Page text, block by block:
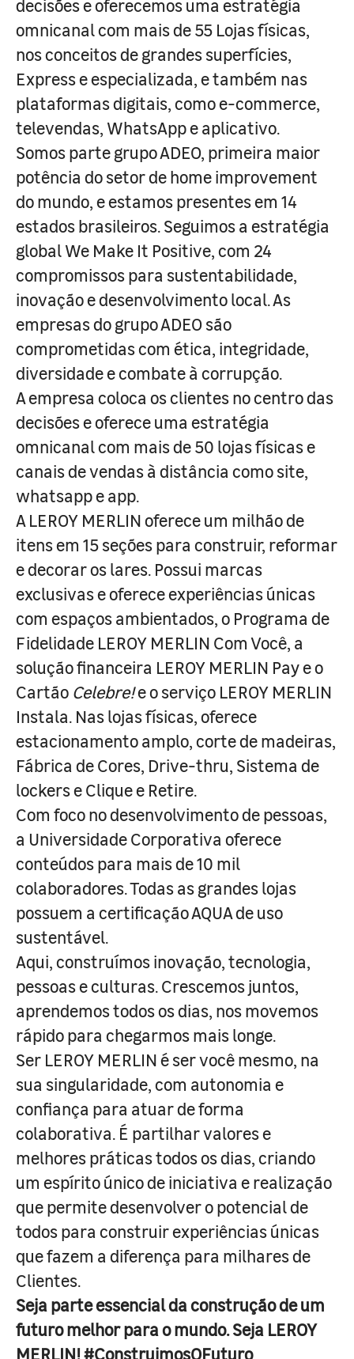
decisões e oferecemos uma estratégia
omnicanal com mais de 55 Lojas físicas,
nos conceitos de grandes superfícies,
Express e especializada, e também nas
plataformas digitais, como e-commerce,
televendas, WhatsApp e aplicativo.
Somos parte grupo ADEO, primeira maior
potência do setor de home improvement
do mundo, e estamos presentes em 14
estados brasileiros. Seguimos a estratégia
global We Make It Positive, com 24
compromissos para sustentabilidade,
inovação e desenvolvimento local. As
empresas do grupo ADEO são
comprometidas com ética, integridade,
diversidade e combate à corrupção.
A empresa coloca os clientes no centro das
decisões e oferece uma estratégia
omnicanal com mais de 50 lojas físicas e
canais de vendas à distância como site,
whatsapp e app.
A LEROY MERLIN oferece um milhão de
itens em 15 seções para construir, reformar
e decorar os lares. Possui marcas
exclusivas e oferece experiências únicas
com espaços ambientados, o Programa de
Fidelidade LEROY MERLIN Com Você, a
solução financeira LEROY MERLIN Pay e o
Cartão Celebre!e o serviço LEROY MERLIN
Instala. Nas lojas físicas, oferece
estacionamento amplo, corte de madeiras,
Fábrica de Cores, Drive-thru, Sistema de
lockers e Clique e Retire.
Com foco no desenvolvimento de pessoas,
a Universidade Corporativa oferece
conteúdos para mais de 10 mil
colaboradores. Todas as grandes lojas
possuem a certificação AQUA de uso
sustentável.
Aqui, construímos inovação, tecnologia,
pessoas e culturas. Crescemos juntos,
aprendemos todos os dias, nos movemos
rápido para chegarmos mais longe.
Ser LEROY MERLIN é ser você mesmo, na
sua singularidade, com autonomia e
confiança para atuar de forma
colaborativa. É partilhar valores e
melhores práticas todos os dias, criando
um espírito único de iniciativa e realização
que permite desenvolver o potencial de
todos para construir experiências únicas
que fazem a diferença para milhares de
Clientes.
Seja parte essencial da construção de um
futuro melhor para o mundo. Seja LEROY
MERLIN! #ConstruimosOFuturo